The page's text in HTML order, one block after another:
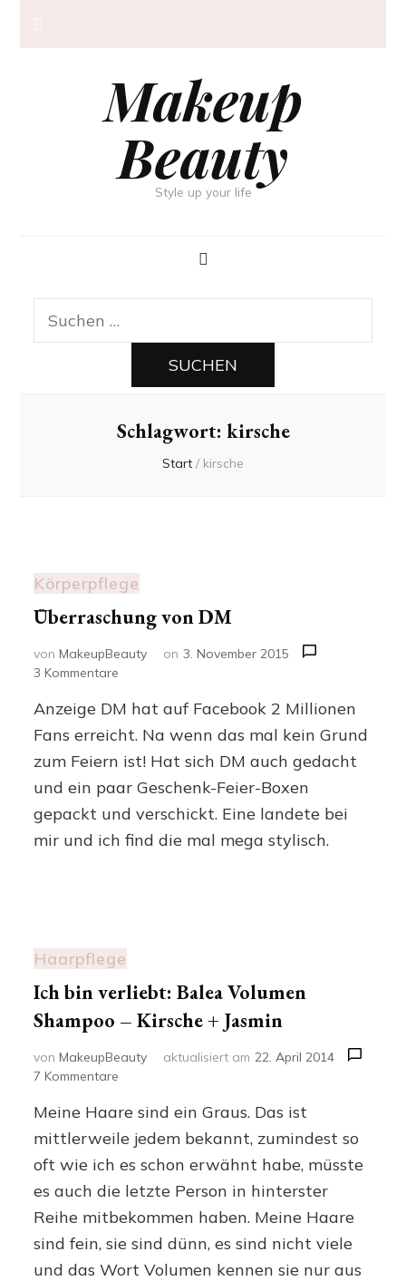
Makeup
Beauty
Style up your life
Suchen
nach:
Schlagwort: kirsche
Start / kirsche
Körperpflege
Überraschung von DM
vonMakeupBeauty on 3. November 2015
3 Kommentare
von
DM
Anzeige DM hat auf Facebook 2 Millionen
Fans erreicht. Na wenn das mal kein Grund
zum Feiern ist! Hat sich DM auch gedacht
und ein paar Geschenk-Feier-Boxen
gepackt und verschickt. Eine landete bei
mir und ich find die mal mega stylisch.
Haarpflege
Ich bin verliebt: Balea Volumen
Shampoo – Kirsche + Jasmin
vonMakeupBeauty aktualisiert am 22. April 2014
7 Kommentare
bin
verliebt:
Balea
Volumen
Shampoo
Kirsche
+
Jasmin
Meine Haare sind ein Graus. Das ist
mittlerweile jedem bekannt, zumindest so
oft wie ich es schon erwähnt habe, müsste
es auch die letzte Person in hinterster
Reihe mitbekommen haben. Meine Haare
sind fein, sie sind dünn, es sind nicht viele
und das Wort Volumen kennen sie nur aus